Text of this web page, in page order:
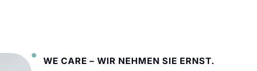
WE CARE – WIR NEHMEN SIE ERNST.